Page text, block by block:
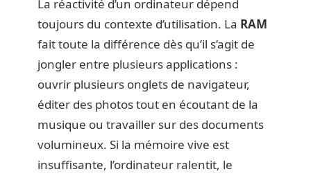
La réactivité d’un ordinateur dépend
toujours du contexte d’utilisation. La RAM
fait toute la différence dès qu’il s’agit de
jongler entre plusieurs applications :
ouvrir plusieurs onglets de navigateur,
éditer des photos tout en écoutant de la
musique ou travailler sur des documents
volumineux. Si la mémoire vive est
insuffisante, l’ordinateur ralentit, le